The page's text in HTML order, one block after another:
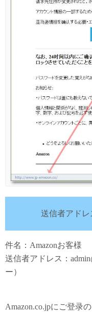
送信者アドレ
件名：Аmazonお客様
送信者アドレス：
ー）
Amazon.co.jpにご登录